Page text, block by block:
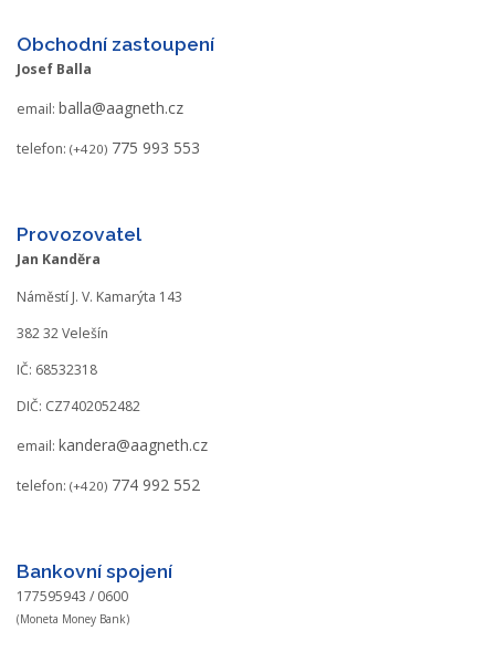
Obchodní zastoupení
Josef Balla
email: balla@aagneth.cz
telefon: (+420) 775 993 553
Provozovatel
Jan Kanděra
Náměstí J. V. Kamarýta 143
382 32 Velešín
IČ: 68532318
DIČ: CZ7402052482
email: kandera@aagneth.cz
telefon: (+420) 774 992 552
Bankovní spojení
177595943 / 0600
(Moneta Money Bank)